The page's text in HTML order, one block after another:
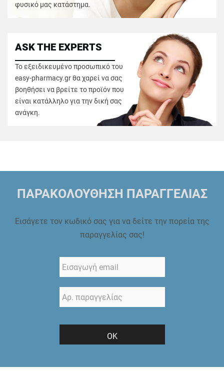
φυσικό μας κατάστημα.
ASK THE EXPERTS
Το εξειδικευμένο προσωπικό του
easy-pharmacy.gr θα χαρεί να σας
βοηθήσει να βρείτε το προϊόν που
είναι κατάλληλο για την δική σας
ανάγκη.
ΠΑΡΑΚΟΛΟΥΘΗΣΗ ΠΑΡΑΓΓΕΛΙΑΣ
Εισάγετε τον κωδικό σας για να δείτε την πορεία της
παραγγελίας σας!
ΟΚ